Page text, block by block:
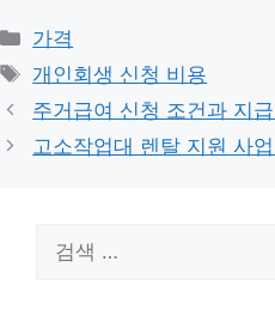
카
테
리
가격
태
그
개인회생 신청 비용
주거급여 신청 조건과 지
고소작업대 렌탈 지원 사
색: